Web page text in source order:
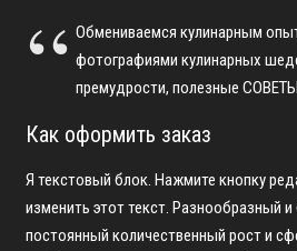
Обмениваемся кулинарным
фотографиями кулинарных
премудрости, полезные
Как оформить заказ
Я текстовый блок. Нажмите кнопку
изменить этот текст. Разнообразный
постоянный количественный рост и